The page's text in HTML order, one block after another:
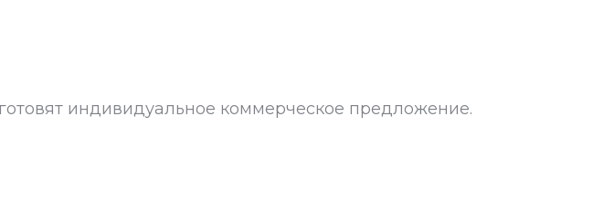
индивидуальное коммерческое предложение.